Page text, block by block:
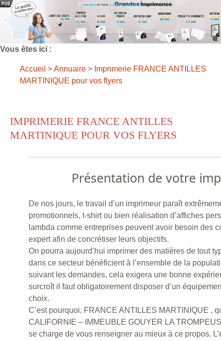
Vous êtes ici :
Accueil >Annuaire > Imprimerie FRANCE ANTILLES
MARTINIQUE pour vos flyers
IMPRIMERIE FRANCE ANTILLES
MARTINIQUE POUR VOS FLYERS
Présentation de votre
De nos jours, le travail d’un imprimeur paraît
promotionnels, t-shirt ou bien réalisation d’affiches
lambda comme entreprises peuvent avoir besoin des
expert afin de concrétiser leurs objectifs.
On pourra aujourd’hui imprimer des matières de tout
dans ce secteur bénéficient à l’ensemble de la
suivant les demandes, cela exigera une bonne
surcroît il faut obligatoirement disposer d’un
choix.
C’est pourquoi, FRANCE ANTILLES MARTINIQUE ,
CALIFORNIE – IMMEUBLE GOUYER LA
se charge de vous renseigner au mieux à ce propos.